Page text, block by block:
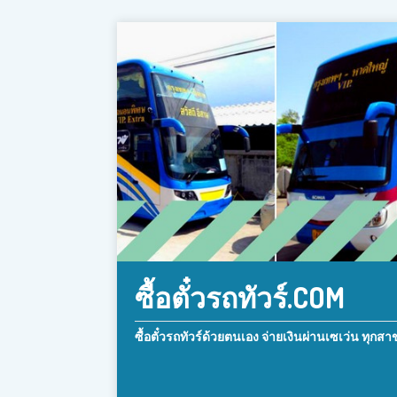
ซื้อตั๋วรถทัวร์.COM
ซื้อตั๋วรถทัวร์ด้วยตนเอง จ่ายเงินผ่านเซเว่น ทุกสา